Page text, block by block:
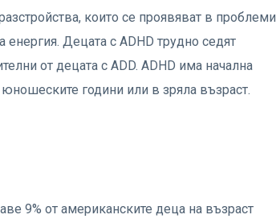
които се проявяват в проблеми
Децата с ADHD трудно седят
от децата с ADD. ADHD има начална
години или в зряла възраст.
9% от американските деца на възраст